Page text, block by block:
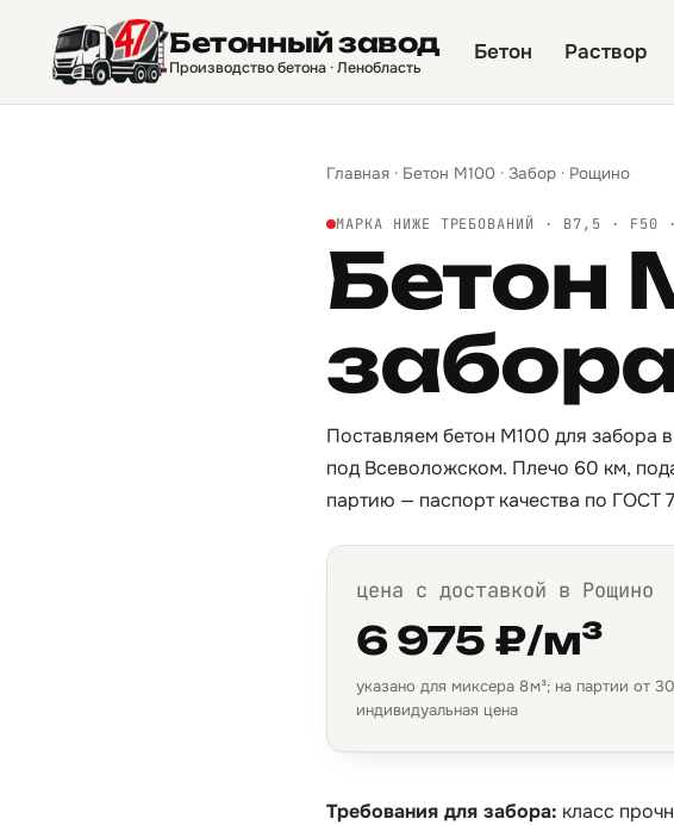
Бетонный завод
Производство бетона · Ленобласть
Бетон Раствор
Главная · Бетон М100 · Забор · Рощино
МАРКА НИЖЕ ТРЕБОВАНИЙ · B7,5 · F50
Бетон
Поставляем бетон М100 для забора
под Всеволожском. Плечо 60 км,
партию — паспорт качества по ГОСТ
цена с доставкой в Рощино
6 975 ₽/м³
указано для миксера 8 м³; на партии от
индивидуальная цена
Требования для забора: класс